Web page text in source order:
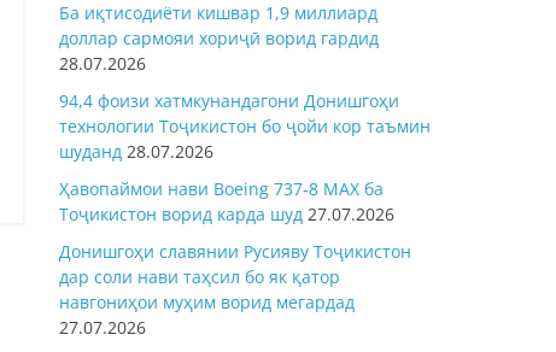
Ба иқтисодиёти кишвар 1,9 миллиард
доллар сармояи хориҷӣ ворид гардид
28.07.2026
94,4 фоизи хатмкунандагони Донишгоҳи
технологии Тоҷикистон бо ҷойи кор таъмин
шуданд 28.07.2026
Ҳавопаймои нави Boeing 737-8 MAX ба
Тоҷикистон ворид карда шуд 27.07.2026
Донишгоҳи славянии Русияву Тоҷикистон
дар соли нави таҳсил бо як қатор
навгониҳои муҳим ворид мегардад
27.07.2026